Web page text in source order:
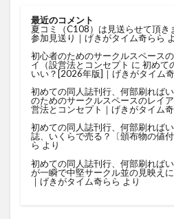
最近のコメント
夏コミ（C108）は見送らせて頂き
参加見送り｜げきがタイム奇らら
初心者のためのサークルスペース
イ（設営法とコンセプト に 初めて
いい？[2026年版]｜げきがタイム
初めての同人誌刊行、何部刷れば
のためのサークルスペースのレイ
営法とコンセプト｜げきがタイム
初めての同人誌刊行、何部刷れば
誌、いくらで売る？〔頒布物の値
ら より
初めての同人誌刊行、何部刷れば
が一瞬で中堅サークル並の見映え
｜げきがタイム奇らら より